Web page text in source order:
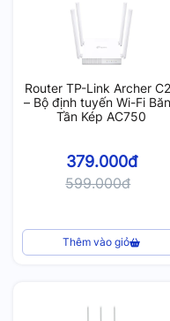
Router TP-Link Archer
– Bộ định tuyến Wi-Fi
Tần Kép AC750
379.000đ
599.000đ
Thêm vào giỏ